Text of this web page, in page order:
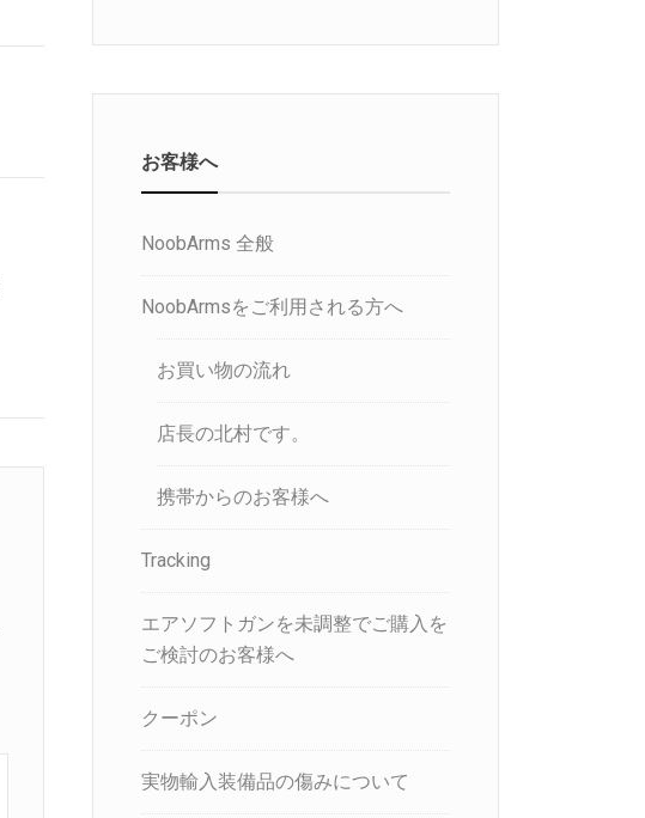
お客様へ
NoobArms 全般
NoobArmsをご利用される方へ
お買い物の流れ
店長の北村です。
携帯からのお客様へ
Tracking
エアソフトガンを未調整でご購入を
ご検討のお客様へ
クーポン
実物輸入装備品の傷みについて